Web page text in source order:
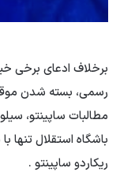
برخلاف ادعای برخی
رسمی، بسته شدن
مطالبات ساپینتو،
باشگاه استقلال تنها
ریکاردو ساپینتو .